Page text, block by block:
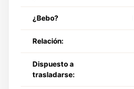
¿Bebo?
Relación:
Dispuesto a
trasladarse: